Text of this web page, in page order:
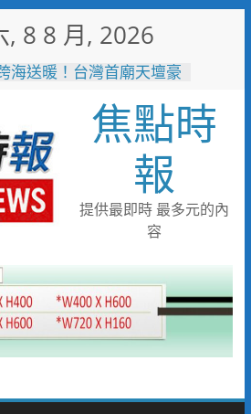
, 8 8 月, 2026
海送暖！台灣首廟天壇豪
鎮以西部牛仔風 歡慶父親
事處大力相挺！岡山分局
父親節」暖心祝福
助的暖心守護 湖內警消
門化解獨居翁的危機
親節！《台中通
》APP 攜手在地名店熱
焦點時
報
提供最即時 最多元的內
容